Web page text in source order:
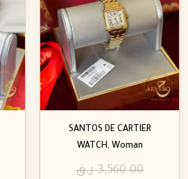
SANTOS DE CARTIER
WATCH, Woman
3,560.00 ر.ق